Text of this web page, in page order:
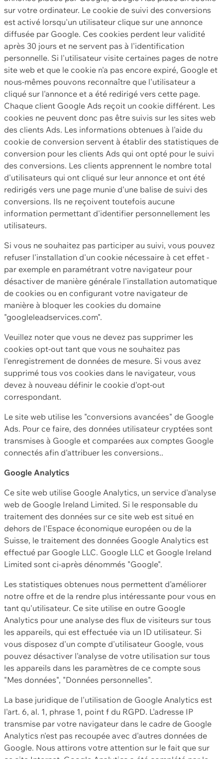
sur votre ordinateur. Le cookie de suivi des conversions
est activé lorsqu'un utilisateur clique sur une annonce
diffusée par Google. Ces cookies perdent leur validité
après 30 jours et ne servent pas à l'identification
personnelle. Si l'utilisateur visite certaines pages de notre
site web et que le cookie n'a pas encore expiré, Google et
nous-mêmes pouvons reconnaître que l'utilisateur a
cliqué sur l'annonce et a été redirigé vers cette page.
Chaque client Google Ads reçoit un cookie différent. Les
cookies ne peuvent donc pas être suivis sur les sites web
des clients Ads. Les informations obtenues à l'aide du
cookie de conversion servent à établir des statistiques de
conversion pour les clients Ads qui ont opté pour le suivi
des conversions. Les clients apprennent le nombre total
d'utilisateurs qui ont cliqué sur leur annonce et ont été
redirigés vers une page munie d'une balise de suivi des
conversions. Ils ne reçoivent toutefois aucune
information permettant d'identifier personnellement les
utilisateurs.
Si vous ne souhaitez pas participer au suivi, vous pouvez
refuser l'installation d'un cookie nécessaire à cet effet -
par exemple en paramétrant votre navigateur pour
désactiver de manière générale l'installation automatique
de cookies ou en configurant votre navigateur de
manière à bloquer les cookies du domaine
"googleleadservices.com".
Veuillez noter que vous ne devez pas supprimer les
cookies opt-out tant que vous ne souhaitez pas
l'enregistrement de données de mesure. Si vous avez
supprimé tous vos cookies dans le navigateur, vous
devez à nouveau définir le cookie d'opt-out
correspondant.
Le site web utilise les "conversions avancées" de Google
Ads. Pour ce faire, des données utilisateur cryptées sont
transmises à Google et comparées aux comptes Google
connectés afin d'attribuer les conversions..
Google Analytics
Ce site web utilise Google Analytics, un service d'analyse
web de Google Ireland Limited. Si le responsable du
traitement des données sur ce site web est situé en
dehors de l'Espace économique européen ou de la
Suisse, le traitement des données Google Analytics est
effectué par Google LLC. Google LLC et Google Ireland
Limited sont ci-après dénommés "Google".
Les statistiques obtenues nous permettent d'améliorer
notre offre et de la rendre plus intéressante pour vous en
tant qu'utilisateur. Ce site utilise en outre Google
Analytics pour une analyse des flux de visiteurs sur tous
les appareils, qui est effectuée via un ID utilisateur. Si
vous disposez d'un compte d'utilisateur Google, vous
pouvez désactiver l'analyse de votre utilisation sur tous
les appareils dans les paramètres de ce compte sous
"Mes données", "Données personnelles".
La base juridique de l'utilisation de Google Analytics est
l'art. 6, al. 1, phrase 1, point f du RGPD. L'adresse IP
transmise par votre navigateur dans le cadre de Google
Analytics n'est pas recoupée avec d'autres données de
Google. Nous attirons votre attention sur le fait que sur